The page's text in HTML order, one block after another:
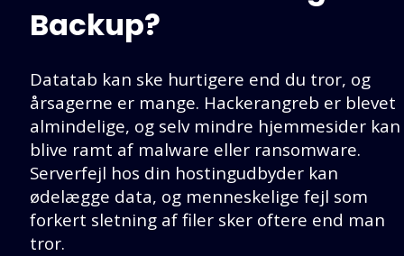
Backup?
Datatab kan ske hurtigere end du tror, og
årsagerne er mange. Hackerangreb er blevet
almindelige, og selv mindre hjemmesider kan
blive ramt af malware eller ransomware.
Serverfejl hos din hostingudbyder kan
ødelægge data, og menneskelige fejl som
forkert sletning af filer sker oftere end man
tror.